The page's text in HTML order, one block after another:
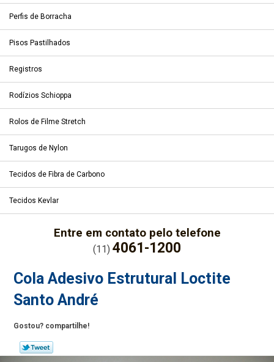
Perfis de Borracha
Pisos Pastilhados
Registros
Rodízios Schioppa
Rolos de Filme Stretch
Tarugos de Nylon
Tecidos de Fibra de Carbono
Tecidos Kevlar
Entre em contato pelo telefone
(11) 4061-1200
Cola Adesivo Estrutural Loctite
Santo André
Gostou? compartilhe!